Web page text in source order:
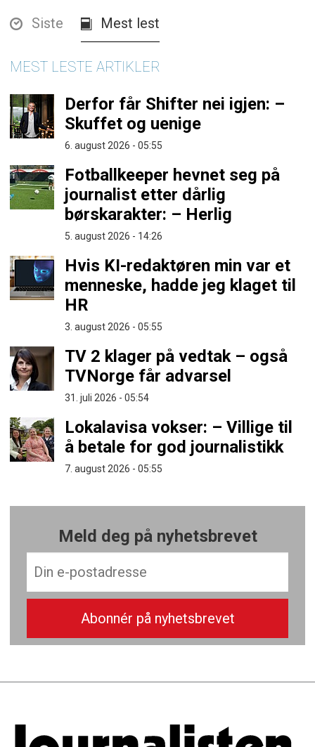
Siste Mest lest
MEST LESTE ARTIKLER
Derfor får Shifter nei igjen: –
Skuffet og uenige
6. august 2026 - 05:55
Fotballkeeper hevnet seg på
journalist etter dårlig
børskarakter: – Herlig
5. august 2026 - 14:26
Hvis KI-redaktøren min var et
menneske, hadde jeg klaget til
HR
3. august 2026 - 05:55
TV 2 klager på vedtak – også
TVNorge får advarsel
31. juli 2026 - 05:54
Lokalavisa vokser: – Villige til
å betale for god journalistikk
7. august 2026 - 05:55
Meld deg på nyhetsbrevet